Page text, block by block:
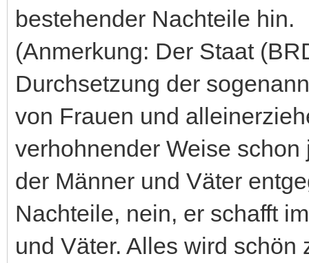
bestehender Nachteile hin.
(Anmerkung: Der Staat
Durchsetzung der
von Frauen und
verhohnender Weise
der Männer und Väter
Nachteile, nein, er schafft
und Väter. Alles wird schön